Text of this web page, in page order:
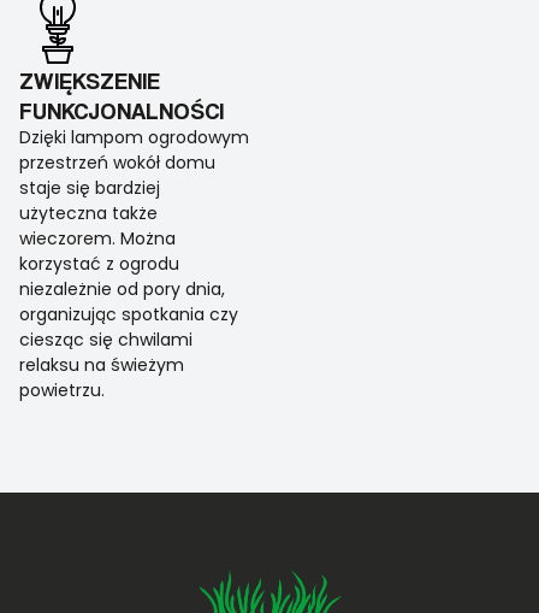
ZWIĘKSZENIE
FUNKCJONALNOŚCI
Dzięki lampom ogrodowym
przestrzeń wokół domu
staje się bardziej
użyteczna także
wieczorem. Można
korzystać z ogrodu
niezależnie od pory dnia,
organizując spotkania czy
ciesząc się chwilami
relaksu na świeżym
powietrzu.